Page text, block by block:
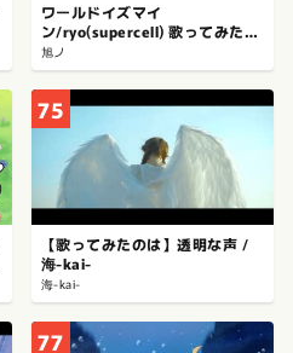
ワールドイズマイ
ン/ryo(supercell) 歌ってみた★
旭ノ
旭ノ
75
【歌ってみたのは】透明な声 /
海-kai-
海-kai-
77